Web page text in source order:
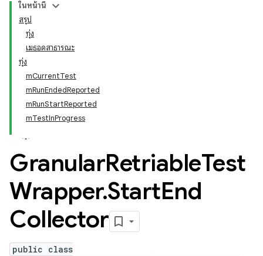
ในหน้านี้
สรุป
ทุ่ง
เมธอดสาธารณะ
ทุ่ง
mCurrentTest
mRunEndedReported
mRunStartReported
mTestInProgress
GranularRetriableTest
Wrapper.StartEnd
Collector
public class